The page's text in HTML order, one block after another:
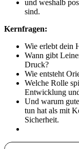
und weshalb
sind.
Kernfragen:
Wie erlebt dein
Wann gibt
Druck?
Wie entsteht
Welche Rolle
Entwicklung
Und warum
tun hat als mit
Sicherheit.